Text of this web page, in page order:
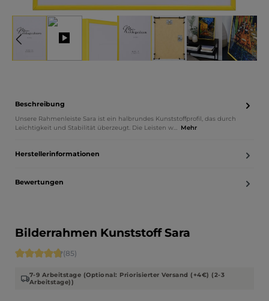
Beschreibung
Unsere Rahmenleiste Sara ist ein halbrundes Kunststoffprofil, das durch
Leichtigkeit und Stabilität überzeugt. Die Leisten w… Mehr
Herstellerinformationen
Bewertungen
Bilderrahmen Kunststoff Sara
Durchschnittliche Bewertung von 4.71 von 5 Sternen
(85)
7-9 Arbeitstage (Optional: Priorisierter Versand (+4€) (2-3
Arbeitstage))